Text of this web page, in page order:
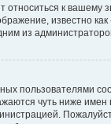
к вашему
известно
из
пользователями
чуть ниже